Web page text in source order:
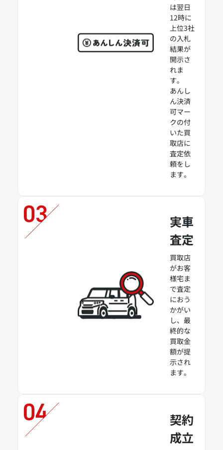
は翌日
12時に
上位3社
の入札
結果が
開示さ
れま
す。
あんし
ん決済
可マー
クの付
いた買
取店に
査定依
頼をし
ます。
実車
査定
買取店
がお客
様宅ま
で査定
におう
かがい
し、最
終的な
買取金
額が提
示され
ます。
契約
成立